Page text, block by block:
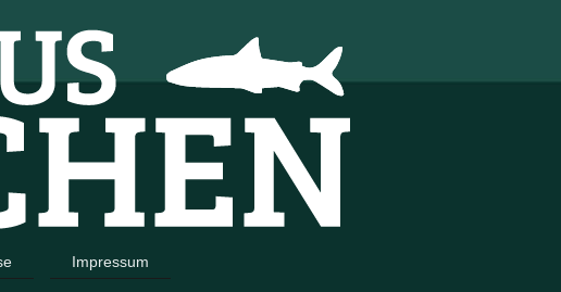
Impressum